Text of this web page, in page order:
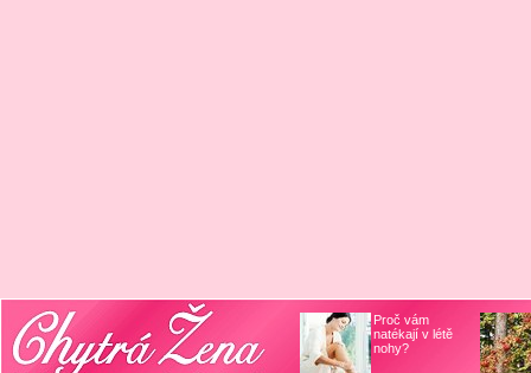
Proč vám
natékají v létě
nohy?